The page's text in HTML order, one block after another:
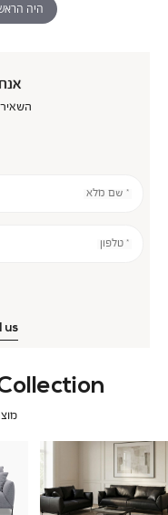
היה
* שם מלא
* טלפון
us